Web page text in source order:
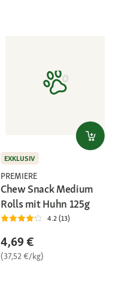
EXKLUSIV
PREMIERE
Chew Snack Medium
Rolls mit Huhn 125g
4.2 (13)
4,69 €
(37,52 €/kg)